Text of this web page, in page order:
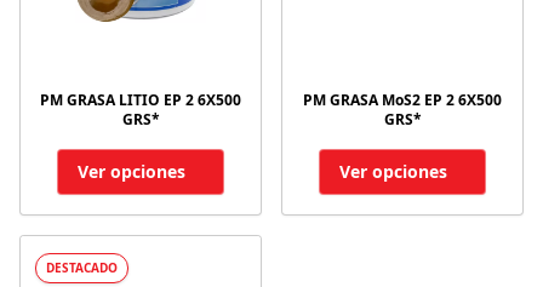
PM GRASA LITIO EP 2 6X500
GRS*
Ver opciones
PM GRASA MoS2 EP 2 6X500
GRS*
Ver opciones
DESTACADO